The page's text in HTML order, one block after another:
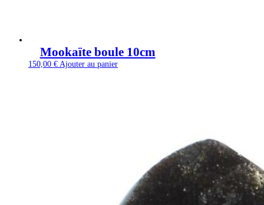
Mookaïte boule 10cm
150,00 € Ajouter au panier